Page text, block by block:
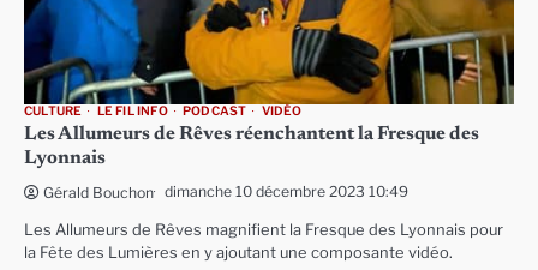
CULTURE LE FIL INFO PODCAST VIDÉO
Les Allumeurs de Rêves réenchantent la Fresque des
Lyonnais
Gérald Bouchon dimanche 10 décembre 2023 10:49
Les Allumeurs de Rêves magnifient la Fresque des Lyonnais pour
la Fête des Lumières en y ajoutant une composante vidéo.